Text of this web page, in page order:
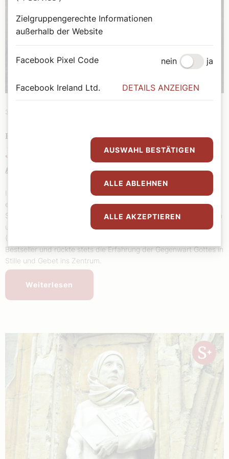
30. Juli 2023
EINE ÖKUMENISCHE BESTSELLER-AUTORIN
Jeanne-Marie Guyon
Agathe Lauber-Gansterer
In unserer Serie „Die Mystikerinnen“ stellen wir einmal im Monat
eine Frau vor, die aufgrund ihrer besonderen Erfahrung mit Gott
Spuren in der Geschichte von Kirche und Welt hinterlassen hat. In
unserer siebenten Folge schauen wir auf Jeanne-Marie Guyon
(1648–1717). Die in Vergessenheit geratene Autorin schrieb
Bestseller und rückte stets die Erfahrung der Gegenwart Gottes in
Stille und Gebet ins Zentrum.
Weiterlesen
Zielgruppengerechte Informationen
außerhalb der Website
Facebook Pixel Code nein ja
Facebook Ireland Ltd. DETAILS ANZEIGEN
AUSWAHL BESTÄTIGEN
ALLE ABLEHNEN
ALLE AKZEPTIEREN